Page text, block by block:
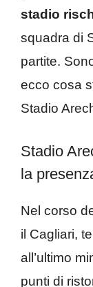
stadio
squadra di
partite.
ecco cosa
Stadio
Stadio
la
Nel corso
il Cagliari,
all’ultimo
punti di